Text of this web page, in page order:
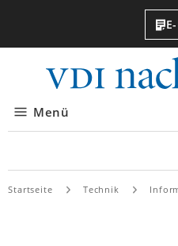
Menü
Startseite Technik